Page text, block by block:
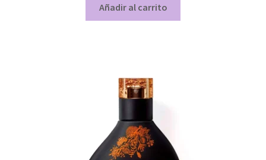
Añadir al carrito